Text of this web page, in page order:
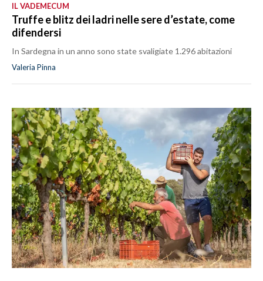
IL VADEMECUM
Truffe e blitz dei ladri nelle sere d’estate, come
difendersi
In Sardegna in un anno sono state svaligiate 1.296 abitazioni
Valeria Pinna